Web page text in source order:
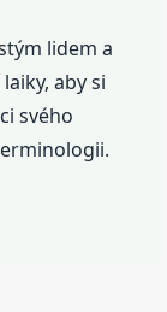
lidem a
aby si
svého